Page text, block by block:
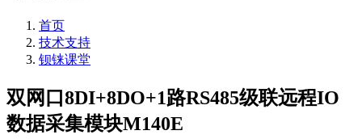
首页
技术支持
钡铼课堂
双网口8DI+8DO+1路RS485级联远程IO
数据采集模块M140E